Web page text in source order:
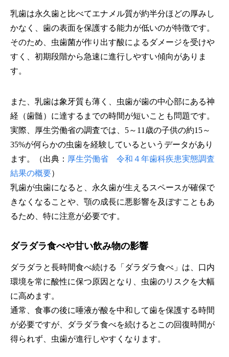
乳歯は永久歯と比べてエナメル質が約半分ほどの厚みし
かなく、歯の表面を保護する能力が低いのが特徴です。
そのため、虫歯菌が作り出す酸によるダメージを受けや
すく、初期段階から急速に進行しやすい傾向がありま
す。
また、乳歯は象牙質も薄く、虫歯が歯の中心部にある神
経（歯髄）に達するまでの時間が短いことも問題です。
実際、厚生労働省の調査では、5～11歳の子供の約15～
35%が何らかの虫歯を経験しているというデータがあり
ます。（出典： 厚生労働省 令和４年歯科疾患実態調査
結果の概要）
乳歯が虫歯になると、永久歯が生えるスペースが確保で
きなくなることや、顎の成長に悪影響を及ぼすこともあ
るため、特に注意が必要です。
ダラダラ食べや甘い飲み物の影響
ダラダラと長時間食べ続ける「ダラダラ食べ」は、口内
環境を常に酸性に保つ原因となり、虫歯のリスクを大幅
に高めます。
通常、食事の後に唾液が酸を中和して歯を保護する時間
が必要ですが、ダラダラ食べを続けるとこの回復時間が
得られず、虫歯が進行しやすくなります。